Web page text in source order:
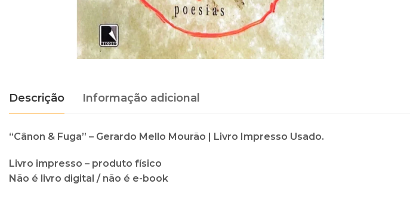
Descrição Informação adicional
“Cânon & Fuga” – Gerardo Mello Mourão | Livro Impresso Usado.
Livro impresso – produto físico
Não é livro digital / não é e-book